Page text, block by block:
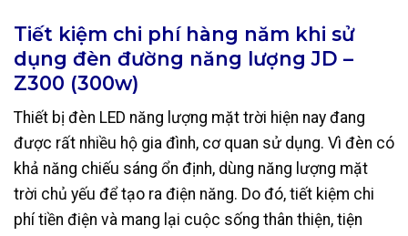
Tiết kiệm chi phí hàng năm khi sử
dụng đèn đường năng lượng JD –
Z300 (300w)
Thiết bị đèn LED năng lượng mặt trời hiện nay đang
được rất nhiều hộ gia đình, cơ quan sử dụng. Vì đèn có
khả năng chiếu sáng ổn định, dùng năng lượng mặt
trời chủ yếu để tạo ra điện năng. Do đó, tiết kiệm chi
phí tiền điện và mang lại cuộc sống thân thiện, tiện